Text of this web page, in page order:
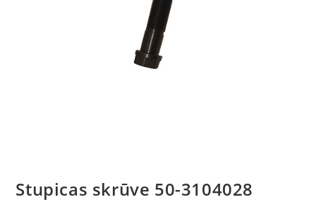
Stupicas skrūve 50-3104028